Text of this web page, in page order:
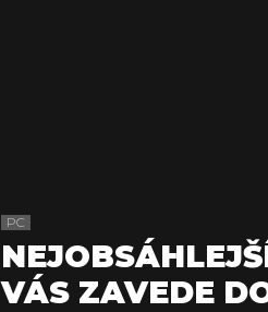
PC
VÁS ZAVEDE